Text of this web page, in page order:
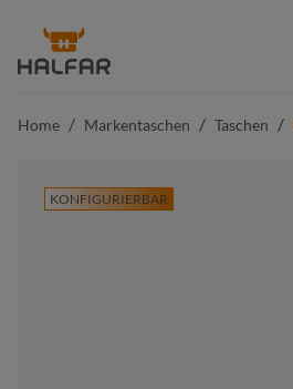
springen
Home / Markentaschen / Taschen /
KONFIGURIERBAR